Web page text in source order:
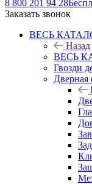
8 800 201 94 28
Заказать звонок
ВЕСЬ
Назад
ВЕСЬ
Гвозди
Дверная